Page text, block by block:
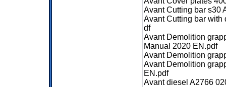
Avant Cutting bar s30
Avant Cutting bar with
df
Avant Demolition
Manual 2020 EN.pdf
Avant Demolition
Avant Demolition
EN.pdf
Avant diesel A2766